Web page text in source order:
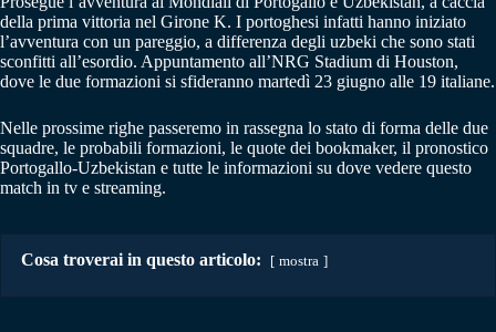
della prima vittoria nel Girone K. I portoghesi infatti hanno iniziato
l’avventura con un pareggio, a differenza degli uzbeki che sono stati
sconfitti all’esordio. Appuntamento all’NRG Stadium di Houston,
dove le due formazioni si sfideranno martedì 23 giugno alle 19 italiane.
Nelle prossime righe passeremo in rassegna lo stato di forma delle due
squadre, le probabili formazioni, le quote dei bookmaker, il pronostico
Portogallo-Uzbekistan e tutte le informazioni su dove vedere questo
match in tv e streaming.
Cosa troverai in questo articolo: mostra